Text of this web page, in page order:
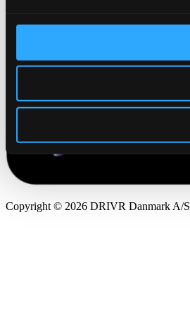
Copyright © 2026 DRIVR Danmark A/S